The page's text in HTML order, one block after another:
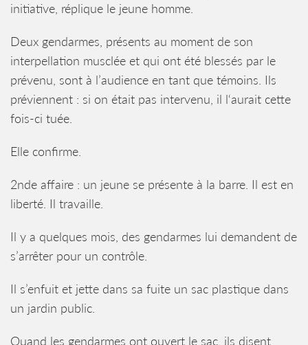
initiative, réplique le jeune homme.
Deux gendarmes, présents au moment de son
interpellation musclée et qui ont été blessés par le
prévenu, sont à l’audience en tant que témoins. Ils
préviennent : si on était pas intervenu, il l‘aurait cette
fois-ci tuée.
Elle confirme.
2nde affaire : un jeune se présente à la barre. Il est en
liberté. Il travaille.
Il y a quelques mois, des gendarmes lui demandent de
s’arrêter pour un contrôle.
Il s’enfuit et jette dans sa fuite un sac plastique dans
un jardin public.
Quand les gendarmes ont ouvert le sac, ils disent